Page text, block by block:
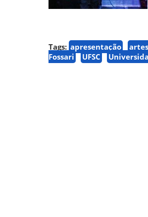
Tags: apresentação
Fossari
UFSC